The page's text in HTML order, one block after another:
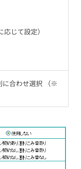
じて設定）
に合わせ選択 （※